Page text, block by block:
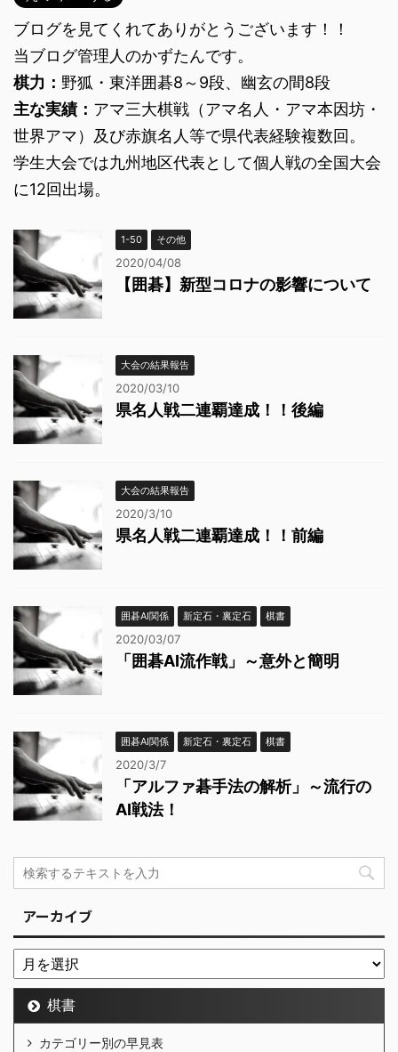
ブログを見てくれてありがとうございます！！
当ブログ管理人のかずたんです。
棋力： 野狐・東洋囲碁8～9段、幽玄の間8段
主な実績： アマ三大棋戦（アマ名人・アマ本因坊・
世界アマ）及び赤旗名人等で県代表経験複数回。
学生大会では九州地区代表として個人戦の全国大会
に12回出場。
1-50 その他
2020/04/08
【囲碁】新型コロナの影響について
大会の結果報告
2020/03/10
県名人戦二連覇達成！！後編
大会の結果報告
2020/3/10
県名人戦二連覇達成！！前編
囲碁AI関係 新定石・裏定石 棋書
2020/03/07
「囲碁AI流作戦」～意外と簡明
囲碁AI関係 新定石・裏定石 棋書
2020/3/7
「アルファ碁手法の解析」～流行の
AI戦法！
アーカイブ
棋書
カテゴリー別の早見表